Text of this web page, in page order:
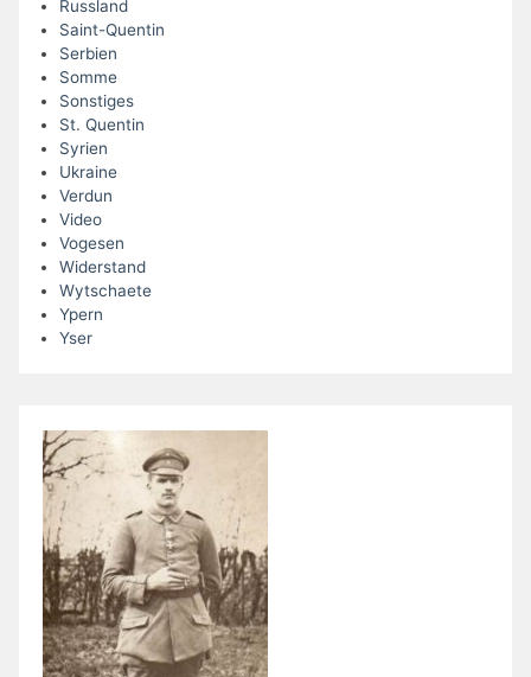
Russland
Saint-Quentin
Serbien
Somme
Sonstiges
St. Quentin
Syrien
Ukraine
Verdun
Video
Vogesen
Widerstand
Wytschaete
Ypern
Yser